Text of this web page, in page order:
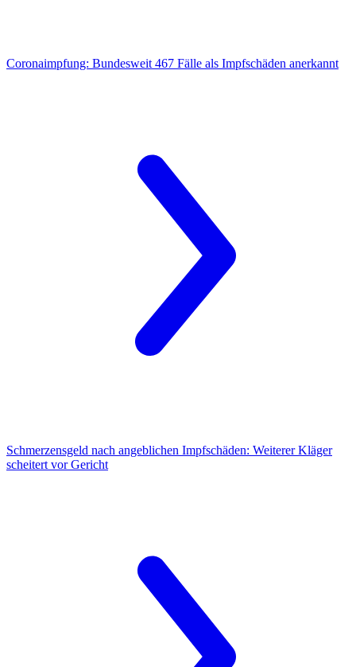
Coronaimpfung: Bundesweit 467 Fälle als Impfschäden anerkannt
Schmerzensgeld nach angeblichen Impfschäden: Weiterer Kläger
scheitert vor Gericht